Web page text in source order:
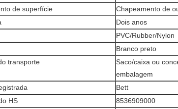
de superfície
Chapeamento de
Dois anos
PVC/Rubber/Nylon
Branco preto
transporte
Saco/caixa ou
embalagem
Bett
HS
8536909000